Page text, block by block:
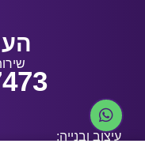
עיצוב ובנייה: